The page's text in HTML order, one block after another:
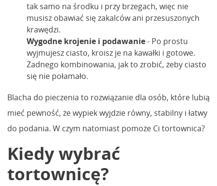
tak samo na środku i przy brzegach, więc nie
musisz obawiać się zakalców ani przesuszonych
krawędzi.
Wygodne krojenie i podawanie- Po prostu
wyjmujesz ciasto, kroisz je na kawałki i gotowe.
Żadnego kombinowania, jak to zrobić, żeby ciasto
się nie połamało.
Blacha do pieczenia to rozwiązanie dla osób, które lubią
mieć pewność, że wypiek wyjdzie równy, stabilny i łatwy
do podania. W czym natomiast pomoże Ci tortownica?
Kiedy wybrać
tortownicę?